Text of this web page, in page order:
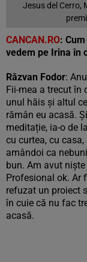
Jesus del Cerro,
CANCAN.RO:
vedem pe Irina în
Răzvan Fodor:
Fii-mea a trecut în
unul hăis și altul
rămân eu acasă.
meditație, ia-o de
cu curtea, cu
amândoi ca
bun. Am avut
Profesional ok. Ar
refuzat un proiect
în cuie că nu fac
acasă.